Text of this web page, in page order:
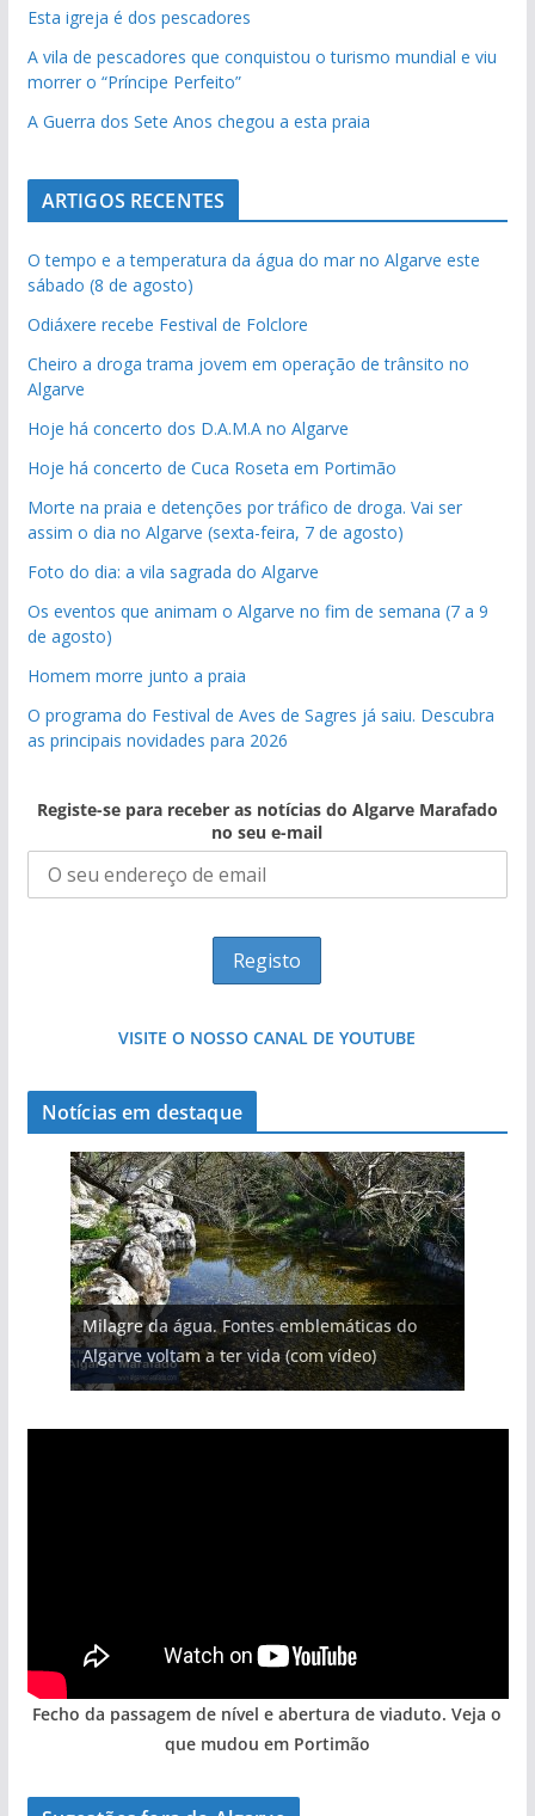
Esta igreja é dos pescadores
A vila de pescadores que conquistou o turismo mundial e viu
morrer o “Príncipe Perfeito”
A Guerra dos Sete Anos chegou a esta praia
ARTIGOS RECENTES
O tempo e a temperatura da água do mar no Algarve este
sábado (8 de agosto)
Odiáxere recebe Festival de Folclore
Cheiro a droga trama jovem em operação de trânsito no
Algarve
Hoje há concerto dos D.A.M.A no Algarve
Hoje há concerto de Cuca Roseta em Portimão
Morte na praia e detenções por tráfico de droga. Vai ser
assim o dia no Algarve (sexta-feira, 7 de agosto)
Foto do dia: a vila sagrada do Algarve
Os eventos que animam o Algarve no fim de semana (7 a 9
de agosto)
Homem morre junto a praia
O programa do Festival de Aves de Sagres já saiu. Descubra
as principais novidades para 2026
Registe-se para receber as notícias do Algarve Marafado
no seu e-mail
VISITE O NOSSO CANAL DE YOUTUBE
Notícias em destaque
Projeto milionário: investimento de 108
milhões de euros na construção de dois
hotéis (com vídeo)
Tempestades roubam areia de praias e põem
arribas em risco no Algarve (com vídeo)
Milagre da água. Fontes emblemáticas do
Algarve voltam a ter vida (com vídeo)
Tapas do mar a 3 euros cada. Nova rota
gastronómica nasce no Algarve
Foto do dia: uma cidade algarvia que cresceu
entre redes e fábricas
Fecho da passagem de nível e abertura de viaduto. Veja o
que mudou em Portimão